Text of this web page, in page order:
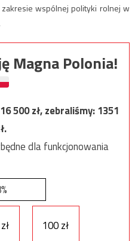
wspólnej polityki rolnej w
Magna Polonia!
16 500zł, zebraliśmy:1351
dla funkcjonowania
100 zł